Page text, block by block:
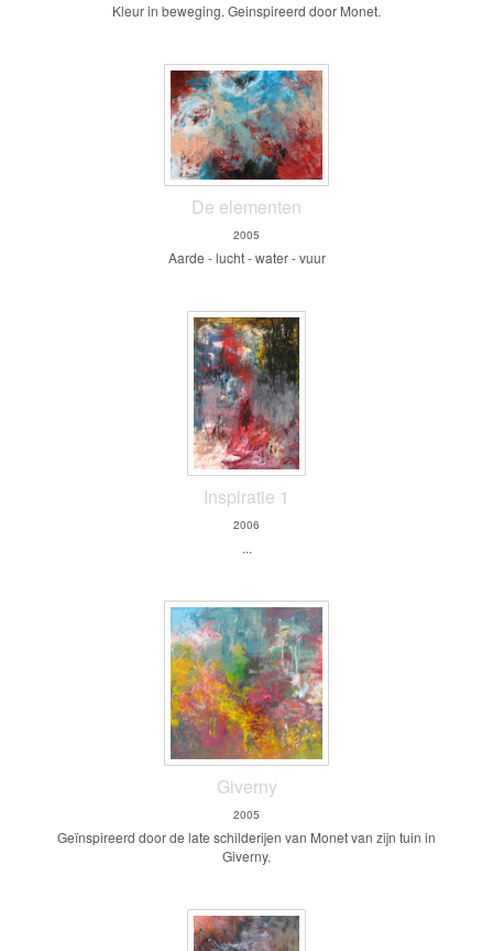
Kleur in beweging. Geinspireerd door Monet.
De elementen
2005
Aarde - lucht - water - vuur
Inspiratie 1
2006
...
Giverny
2005
Geïnspireerd door de late schilderijen van Monet van zijn tuin in
Giverny.